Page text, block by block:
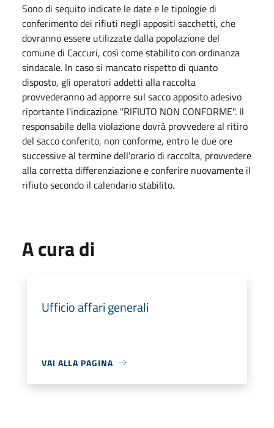
Sono di sequito indicate le date e le tipologie di
conferimento dei rifiuti negli appositi sacchetti, che
dovranno essere utilizzate dalla popolazione del
comune di Caccuri, così come stabilito con ordinanza
sindacale. In caso si mancato rispetto di quanto
disposto, gli operatori addetti alla raccolta
provvederanno ad apporre sul sacco apposito adesivo
riportante l'indicazione "RIFIUTO NON CONFORME". Il
responsabile della violazione dovrà provvedere al ritiro
del sacco conferito, non conforme, entro le due ore
successive al termine dell'orario di raccolta, provvedere
alla corretta differenziazione e conferire nuovamente il
rifiuto secondo il calendario stabilito.
A cura di
Ufficio affari generali
VAI ALLA PAGINA